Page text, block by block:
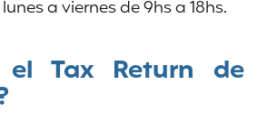
a viernes de 9hs a 18hs.
el Tax Return de